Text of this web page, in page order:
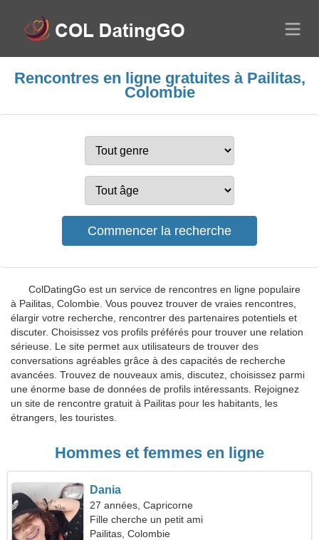
Rencontres en ligne gratuites à Pailitas,
Colombie
ColDatingGo est un service de rencontres en ligne populaire
à Pailitas, Colombie. Vous pouvez trouver de vraies rencontres,
élargir votre recherche, rencontrer des partenaires potentiels et
discuter. Choisissez vos profils préférés pour trouver une relation
sérieuse. Le site permet aux utilisateurs de trouver des
conversations agréables grâce à des capacités de recherche
avancées. Trouvez de nouveaux amis, discutez, choisissez parmi
une énorme base de données de profils intéressants. Rejoignez
un site de rencontre gratuit à Pailitas pour les habitants, les
étrangers, les touristes.
Hommes et femmes en ligne
Dania
27 années, Capricorne
Fille cherche un petit ami
Pailitas, Colombie